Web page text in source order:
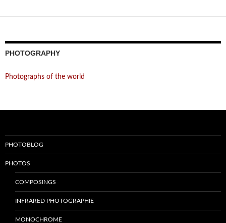
PHOTOGRAPHY
Photographs of the world
PHOTOBLOG
PHOTOS
COMPOSINGS
INFRARED PHOTOGRAPHIE
MONOCHROME